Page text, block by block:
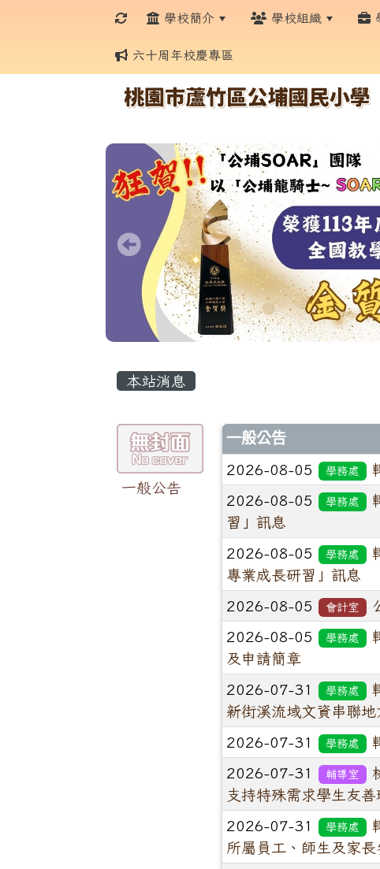
學校簡介 學校組織
六十周年校慶專區
本站消息
一般公告
一般公告
2026-08-05 學務處
2026-08-05 學務處
習」訊息
2026-08-05 學務處
專業成長研習」訊息
2026-08-05 會計室
2026-08-05 學務處
及申請簡章
2026-07-31 學務處
新街溪流域文資串聯
2026-07-31 學務處
2026-07-31 輔導室
支持特殊需求學生友善
2026-07-31 學務處
所屬員工、師生及家